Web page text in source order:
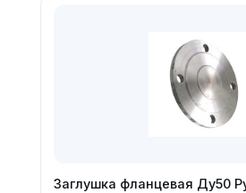
Заглушка фланцевая Ду50